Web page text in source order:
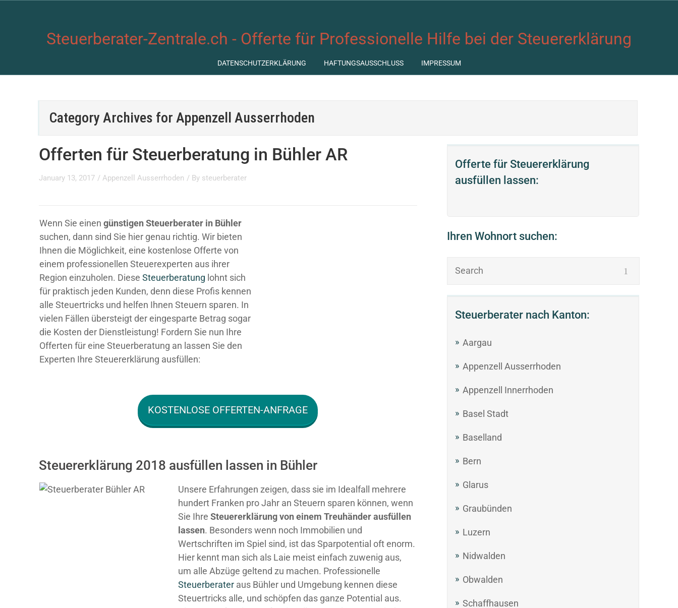
Steuerberater-Zentrale.ch - Offerte für Professionelle Hilfe bei der Steuererklärung
DATENSCHUTZERKLÄRUNG HAFTUNGSAUSSCHLUSS IMPRESSUM
Category Archives for Appenzell Ausserrhoden
Offerten für Steuerberatung in Bühler AR
January 13, 2017 / Appenzell Ausserrhoden / By steuerberater
Wenn Sie einen günstigen Steuerberater in Bühler
suchen, dann sind Sie hier genau richtig. Wir bieten
Ihnen die Möglichkeit, eine kostenlose Offerte von
einem professionellen Steuerexperten aus ihrer
Region einzuholen. Diese Steuerberatung lohnt sich
für praktisch jeden Kunden, denn diese Profis kennen
alle Steuertricks und helfen Ihnen Steuern sparen. In
vielen Fällen übersteigt der eingesparte Betrag sogar
die Kosten der Dienstleistung! Fordern Sie nun Ihre
Offerten für eine Steuerberatung an lassen Sie den
Experten Ihre Steuererklärung ausfüllen:
KOSTENLOSE OFFERTEN-ANFRAGE
Steuererklärung 2018 ausfüllen lassen in Bühler
Unsere Erfahrungen zeigen, dass sie im Idealfall mehrere
hundert Franken pro Jahr an Steuern sparen können, wenn
Sie Ihre Steuererklärung von einem Treuhänder ausfüllen
lassen. Besonders wenn noch Immobilien und
Wertschriften im Spiel sind, ist das Sparpotential oft enorm.
Hier kennt man sich als Laie meist einfach zuwenig aus,
um alle Abzüge geltend zu machen. Professionelle
Steuerberater aus Bühler und Umgebung kennen diese
Steuertricks alle, und schöpfen das ganze Potential aus.
Offerte für Steuererklärung
ausfüllen lassen:
Ihren Wohnort suchen:
Steuerberater nach Kanton:
Aargau
Appenzell Ausserrhoden
Appenzell Innerrhoden
Basel Stadt
Baselland
Bern
Glarus
Graubünden
Luzern
Nidwalden
Obwalden
Schaffhausen